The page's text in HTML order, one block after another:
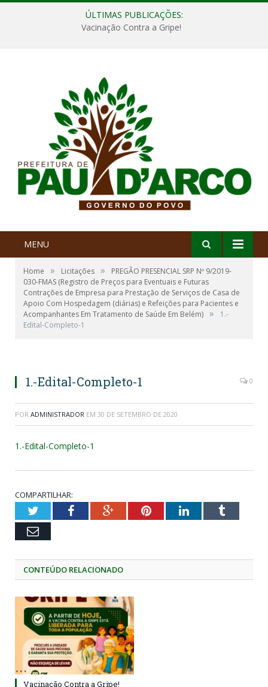
ÚLTIMAS PUBLICAÇÕES:
Vacinação Contra a Gripe!
MENU
Home » Licitações »
PREGÃO PRESENCIAL SRP Nº 9/2019-
030-FMAS (Registro de Preços para Eventuais e Futuras
Contrações de Empresa para Prestação de Serviços de Casa de
Apoio Com Hospedagem (diárias) e Refeições para Pacientes e
Acompanhantes Em Tratamento de Saúde Em Belém) »
1.-
Edital-Completo-1
1.-Edital-Completo-1 0
POR ADMINISTRADOR EM 30 DE SETEMBRO DE 2020
1.-Edital-Completo-1
COMPARTILHAR:
TwitterFacebookGoogle+PinterestLinkedInTumblr
Email
CONTEÚDO RELACIONADO
Vacinação Contra a Gripe!